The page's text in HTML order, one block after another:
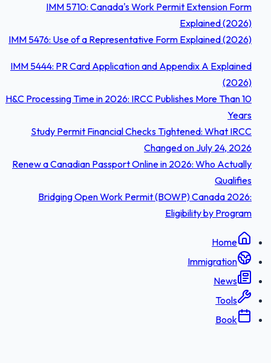
IMM 5710: Canada's Work Permit Extension Form
Explained (2026)
IMM 5476: Use of a Representative Form Explained (2026)
IMM 5444: PR Card Application and Appendix A Explained
(2026)
H&C Processing Time in 2026: IRCC Publishes More Than 10
Years
Study Permit Financial Checks Tightened: What IRCC
Changed on July 24, 2026
Renew a Canadian Passport Online in 2026: Who Actually
Qualifies
Bridging Open Work Permit (BOWP) Canada 2026:
Eligibility by Program
Home
Immigration
News
Tools
Book